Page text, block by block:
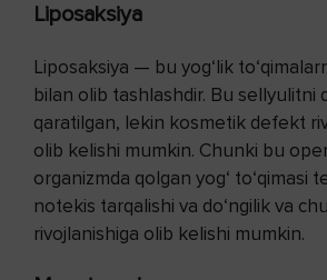
Liposaksiya
Liposaksiya — bu yog‘lik
bilan olib tashlashdir. Bu sellyulitni
qaratilgan, lekin kosmetik defekt
olib kelishi mumkin. Chunki bu
organizmda qolgan yog‘ to‘qimasi
notekis tarqalishi va do‘ngilik va
rivojlanishiga olib kelishi mumkin.